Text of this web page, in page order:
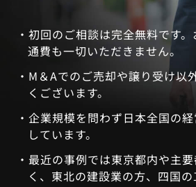
初回のご相談は完全無料です
通費も一切いただきません。
M＆Aでのご売却や譲り受け以
くございます。
企業規模を問わず日本全国の
しています。
最近の事例では東京都内や主
く、東北の建設業の方、四国